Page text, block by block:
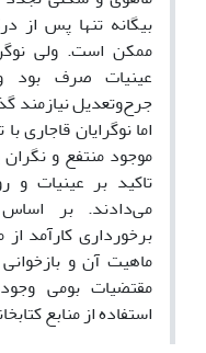
بیگانه تنها پس
ممکن است. ولی
عینیات صرف
جرح‌وتعدیل نیازمند
اما نوگرایان قاجاری
موجود منتفع و نگران
تاکید بر عینیات و
می‌دادند. بر
برخورداری کارآمد
ماهیت آن و
مقتضیات بومی
استفاده از منابع